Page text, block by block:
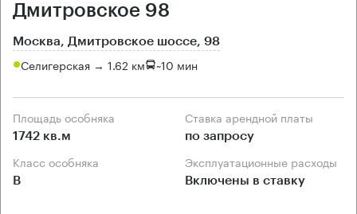
Дмитровское 98
Москва, Дмитровское шоссе, 98
Селигерская → 1.62 км ~10 мин
Площадь особняка
1742 кв.м
Ставка арендной платы
по запросу
Класс особняка
B
Эксплуатационные расходы
Включены в ставку